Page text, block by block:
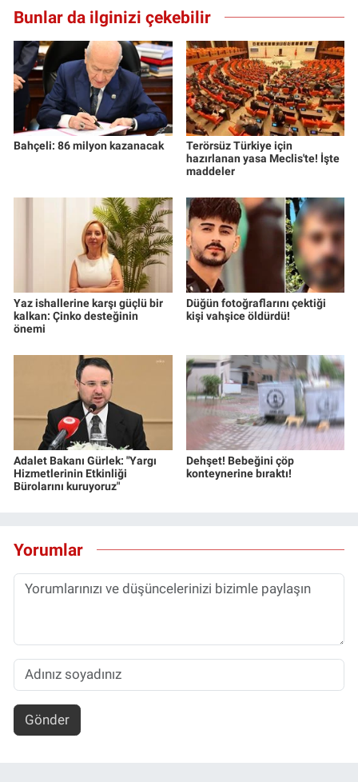
Bunlar da ilginizi çekebilir
Bahçeli: 86 milyon kazanacak
Terörsüz Türkiye için
hazırlanan yasa Meclis'te! İşte
maddeler
Yaz ishallerine karşı güçlü bir
kalkan: Çinko desteğinin
önemi
Düğün fotoğraflarını çektiği
kişi vahşice öldürdü!
Adalet Bakanı Gürlek: "Yargı
Hizmetlerinin Etkinliği
Bürolarını kuruyoruz"
Dehşet! Bebeğini çöp
konteynerine bıraktı!
Yorumlar
Gönder